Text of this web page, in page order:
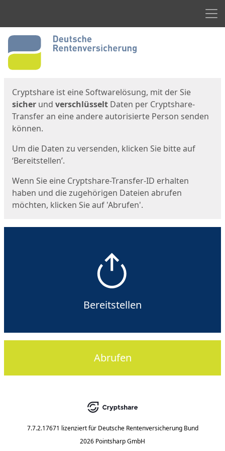
Start
Cryptshare ist eine Softwarelösung, mit der Sie
sicher und verschlüsselt Daten per Cryptshare-
Transfer an eine andere autorisierte Person senden
können.
Um die Daten zu versenden, klicken Sie bitte auf
‘Bereitstellen’.
Wenn Sie eine Cryptshare-Transfer-ID erhalten
haben und die zugehörigen Dateien abrufen
möchten, klicken Sie auf 'Abrufen'.
Bereitstellen
Abrufen
7.7.2.17671 lizenziert für Deutsche Rentenversicherung Bund
2026 Pointsharp GmbH